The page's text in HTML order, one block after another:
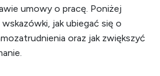
umowy o pracę. Poniżej
jak ubiegać się o
oraz jak zwiększyć